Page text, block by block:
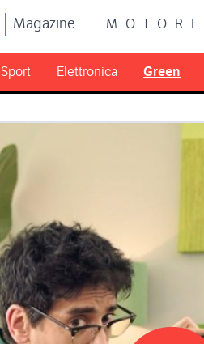
Magazine MOTORI
Sport Elettronica Green